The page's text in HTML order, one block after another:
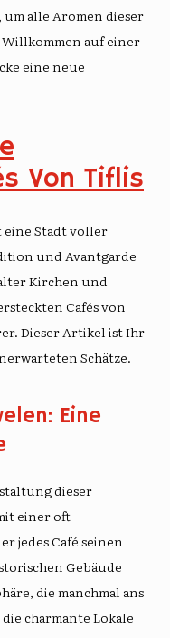
alle Aromen dieser
auf einer
eine neue
Von Tiflis
eine Stadt voller
und Avantgarde
Kirchen und
Cafés von
Dieser Artikel ist Ihr
Schätze.
Eine
dieser
einer oft
jedes Café seinen
Gebäude
die manchmal ans
charmante Lokale